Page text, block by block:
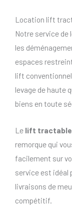
Location lift
Notre service
les
espaces
lift
levage de haute
biens en toute
Le lift tractable
remorque qui
facilement sur
service est idéal
livraisons de
compétitif.